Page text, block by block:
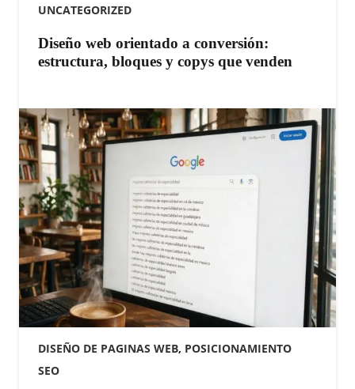
UNCATEGORIZED
Diseño web orientado a conversión:
estructura, bloques y copys que venden
DISEÑO DE PAGINAS WEB, POSICIONAMIENTO
SEO